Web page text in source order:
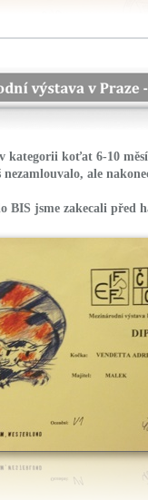
kategorii koťat 6-10
ale
BIS jsme zakecali před